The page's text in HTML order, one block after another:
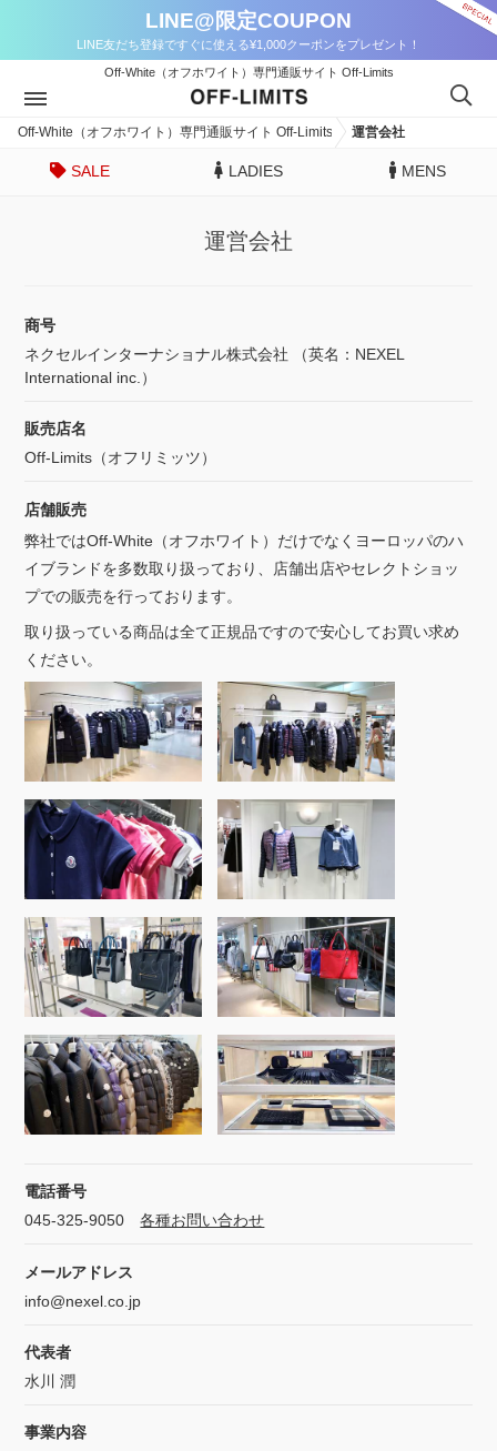
LINE@限定COUPON
LINE友だち登録ですぐに使える¥1,000クーポンをプレゼント！
Off-White（オフホワイト）専門通販サイト Off-Limits
Off-White（オフホワイト）専門通販サイト Off-Limits 運営会社
SALE LADIES MENS
運営会社
商号
ネクセルインターナショナル株式会社 （英名：NEXEL
International inc.）
販売店名
Off-Limits（オフリミッツ）
店舗販売
弊社ではOff-White（オフホワイト）だけでなくヨーロッパのハ
イブランドを多数取り扱っており、店舗出店やセレクトショッ
プでの販売を行っております。
取り扱っている商品は全て正規品ですので安心してお買い求め
ください。
電話番号
045-325-9050各種お問い合わせ
メールアドレス
info@nexel.co.jp
代表者
水川 潤
事業内容